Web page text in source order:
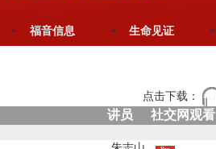
福音信息 生命见证
点击下载：
讲员 社交网观看